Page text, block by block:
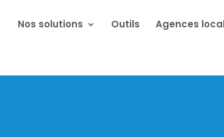
Nos solutions Outils Agences